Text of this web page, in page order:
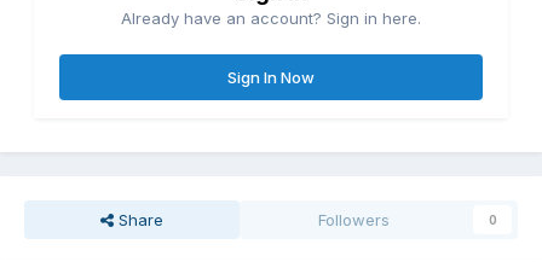
Already have an account? Sign in here.
Sign In Now
Share Followers 0